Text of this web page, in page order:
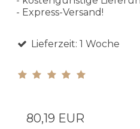
- Express-Versand!
Lieferzeit: 1 Woche
80,19 EUR